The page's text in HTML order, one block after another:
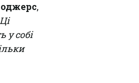
,
у собі